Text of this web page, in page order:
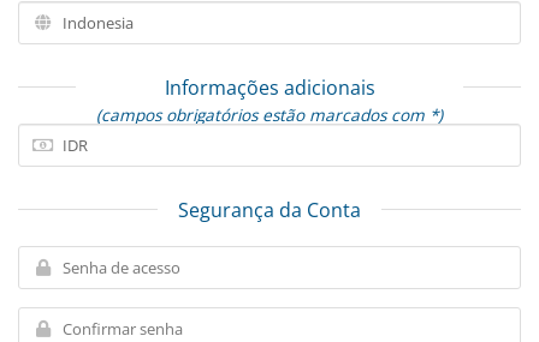
Informações adicionais
(campos obrigatórios estão marcados com *)
Segurança da Conta